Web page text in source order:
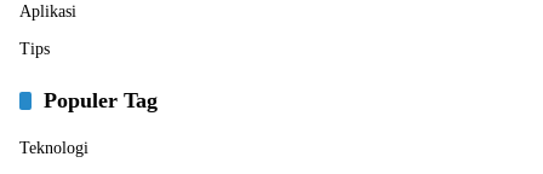
Aplikasi
Tips
Populer Tag
Teknologi